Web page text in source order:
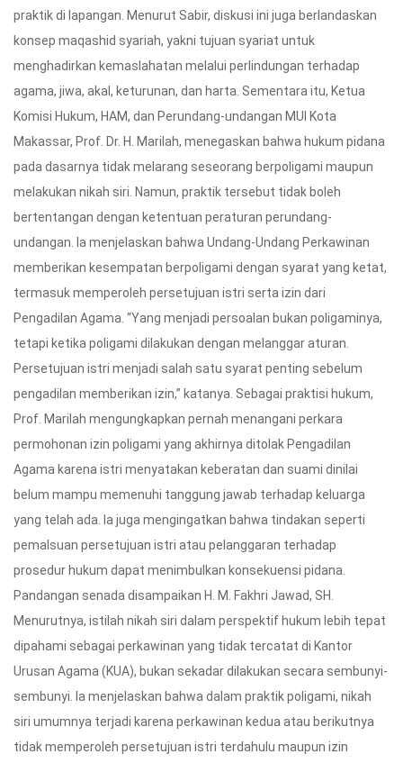
praktik di lapangan. Menurut Sabir, diskusi ini juga berlandaskan
konsep maqashid syariah, yakni tujuan syariat untuk
menghadirkan kemaslahatan melalui perlindungan terhadap
agama, jiwa, akal, keturunan, dan harta. Sementara itu, Ketua
Komisi Hukum, HAM, dan Perundang-undangan MUI Kota
Makassar, Prof. Dr. H. Marilah, menegaskan bahwa hukum pidana
pada dasarnya tidak melarang seseorang berpoligami maupun
melakukan nikah siri. Namun, praktik tersebut tidak boleh
bertentangan dengan ketentuan peraturan perundang-
undangan. Ia menjelaskan bahwa Undang-Undang Perkawinan
memberikan kesempatan berpoligami dengan syarat yang ketat,
termasuk memperoleh persetujuan istri serta izin dari
Pengadilan Agama. “Yang menjadi persoalan bukan poligaminya,
tetapi ketika poligami dilakukan dengan melanggar aturan.
Persetujuan istri menjadi salah satu syarat penting sebelum
pengadilan memberikan izin,” katanya. Sebagai praktisi hukum,
Prof. Marilah mengungkapkan pernah menangani perkara
permohonan izin poligami yang akhirnya ditolak Pengadilan
Agama karena istri menyatakan keberatan dan suami dinilai
belum mampu memenuhi tanggung jawab terhadap keluarga
yang telah ada. Ia juga mengingatkan bahwa tindakan seperti
pemalsuan persetujuan istri atau pelanggaran terhadap
prosedur hukum dapat menimbulkan konsekuensi pidana.
Pandangan senada disampaikan H. M. Fakhri Jawad, SH.
Menurutnya, istilah nikah siri dalam perspektif hukum lebih tepat
dipahami sebagai perkawinan yang tidak tercatat di Kantor
Urusan Agama (KUA), bukan sekadar dilakukan secara sembunyi-
sembunyi. Ia menjelaskan bahwa dalam praktik poligami, nikah
siri umumnya terjadi karena perkawinan kedua atau berikutnya
tidak memperoleh persetujuan istri terdahulu maupun izin